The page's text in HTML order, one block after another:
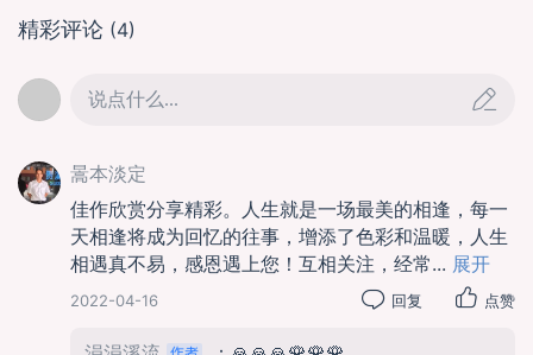
01:34
凤凰楼---凤凰回首望九州
精彩评论 (4)
说点什么...
暠本淡定
佳作欣赏分享精彩。人生就是一场最美的相逢，每一
天相逢将成为回忆的往事，增添了色彩和温暖，人生
相遇真不易，感恩遇上您！互相关注，经常... 展开
2022-04-16 回复 点赞